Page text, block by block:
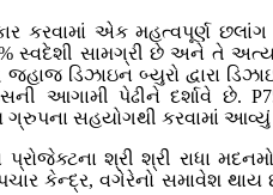
એક મહત્વપૂર્ણ છલાંગ
સ્વદેશી સામગ્રી છે અને તે
ડિઝાઇન બ્યુરો દ્વારા
આગામી પેઢીને દર્શાવે છે.
ગ્રુપના સહયોગથી કરવામાં
શ્રી શ્રી રાધા
વગેરેનો સમાવેશ થાય છે.